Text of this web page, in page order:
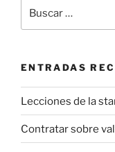
por:
ENTRADAS
Lecciones de la
Contratar sobre